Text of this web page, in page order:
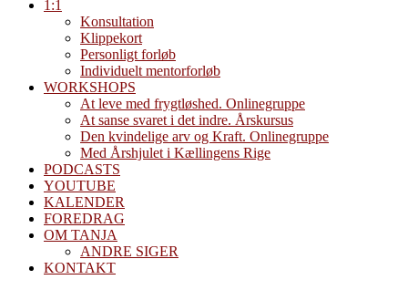
1:1
Konsultation
Klippekort
Personligt forløb
Individuelt mentorforløb
WORKSHOPS
At leve med frygtløshed. Onlinegruppe
At sanse svaret i det indre. Årskursus
Den kvindelige arv og Kraft. Onlinegruppe
Med Årshjulet i Kællingens Rige
PODCASTS
YOUTUBE
KALENDER
FOREDRAG
OM TANJA
ANDRE SIGER
KONTAKT